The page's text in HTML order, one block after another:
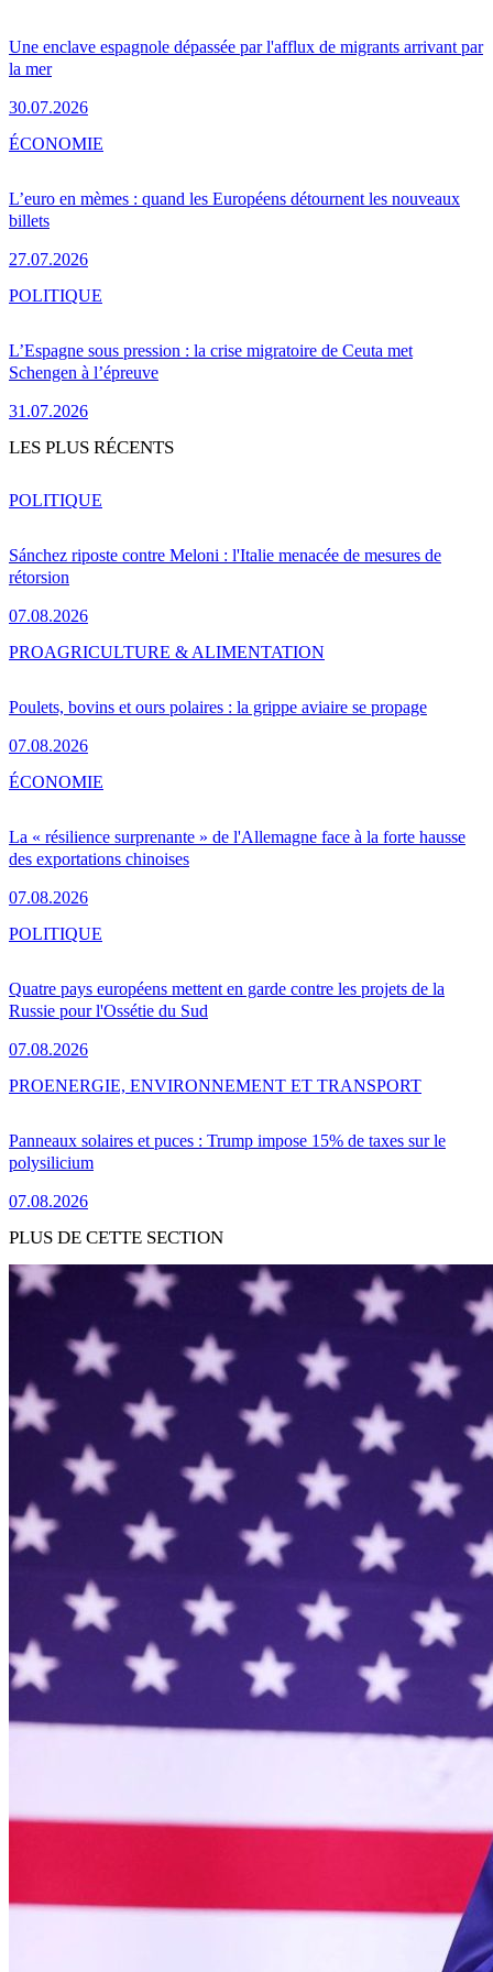
Une enclave espagnole dépassée par l'afflux de migrants arrivant par
la mer
30.07.2026
L’euro en mèmes : quand les Européens détournent les nouveaux
billets
27.07.2026
ÉCONOMIE
L’Espagne sous pression : la crise migratoire de Ceuta met
Schengen à l’épreuve
31.07.2026
POLITIQUE
LES PLUS RÉCENTS
Sánchez riposte contre Meloni : l'Italie menacée de mesures de
rétorsion
07.08.2026
POLITIQUE
Poulets, bovins et ours polaires : la grippe aviaire se propage
07.08.2026
PROAGRICULTURE & ALIMENTATION
La « résilience surprenante » de l'Allemagne face à la forte hausse
des exportations chinoises
07.08.2026
ÉCONOMIE
Quatre pays européens mettent en garde contre les projets de la
Russie pour l'Ossétie du Sud
07.08.2026
POLITIQUE
Panneaux solaires et puces : Trump impose 15% de taxes sur le
polysilicium
07.08.2026
PROENERGIE, ENVIRONNEMENT ET TRANSPORT
PLUS DE CETTE SECTION